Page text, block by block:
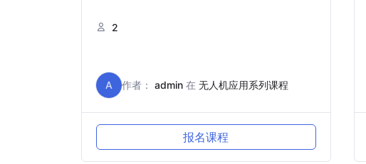
2
A 作者： admin 在 无人机应用系列课程
报名课程